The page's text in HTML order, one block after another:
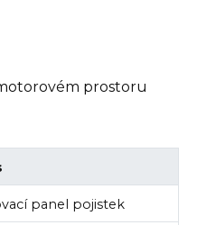
prostoru
panel pojistek